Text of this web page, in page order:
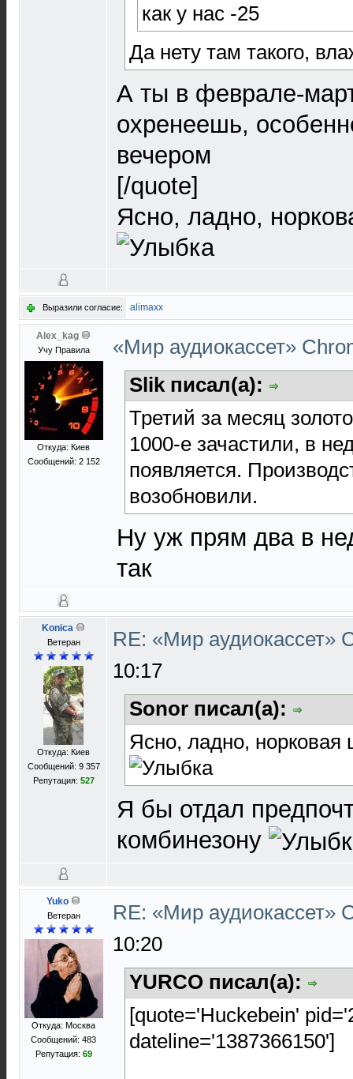
как у нас -25
Да нету там такого,
А ты в феврале-
охренеешь,
вечером
[/quote]
Ясно, ладно,
Выразили согласие: alimaxx
Alex_kag
Учу Правила
Откуда: Киев
Сообщений: 2 152
«Мир аудиокассет»
Slik писал(а):
Третий за месяц
1000-е зачастили, в
появляется.
возобновили.
Ну уж прям два в
так
Konica
Ветеран
Откуда: Киев
Сообщений: 9 357
Репутация: 527
RE: «Мир аудиокассет»
10:17
Sonor писал(а):
Ясно, ладно, норковая
Я бы отдал
комбинезону
Yuko
Ветеран
Откуда: Москва
Сообщений: 483
Репутация: 69
RE: «Мир аудиокассет»
10:20
YURCO писал(а):
[quote='Huckebein'
dateline='1387366150']